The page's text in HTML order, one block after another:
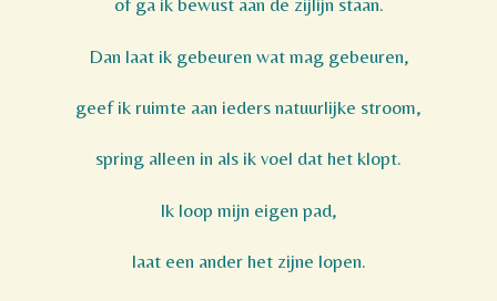
of ga ik bewust aan de zijlijn staan.
Dan laat ik gebeuren wat mag gebeuren,
geef ik ruimte aan ieders natuurlijke stroom,
spring alleen in als ik voel dat het klopt.
Ik loop mijn eigen pad,
laat een ander het zijne lopen.